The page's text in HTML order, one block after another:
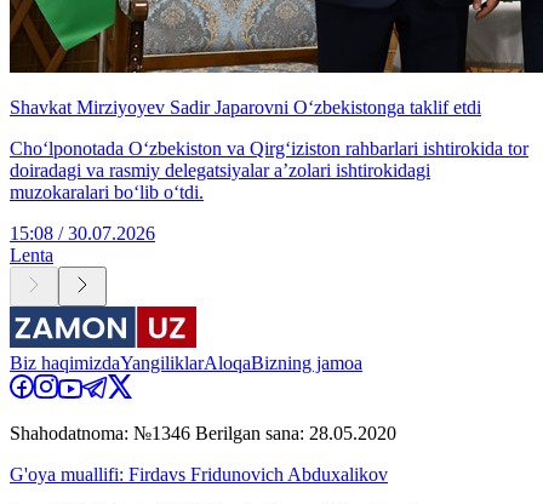
Shavkat Mirziyoyev Sadir Japarovni O‘zbekistonga taklif etdi
Cho‘lponotada O‘zbekiston va Qirg‘iziston rahbarlari ishtirokida tor
doiradagi va rasmiy delegatsiyalar aʼzolari ishtirokidagi
muzokaralari boʻlib oʻtdi.
15:08 / 30.07.2026
Lenta
Biz haqimizdaYangiliklarAloqaBizning jamoa
Shahodatnoma: №1346 Berilgan sana: 28.05.2020
G'oya muallifi: Firdavs Fridunovich Abduxalikov